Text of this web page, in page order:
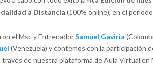
a Distancia (100% online), en el
el Msc y EntrenadorSamuel Gaviria
(Venezuela) y contemos con la participación
de nuestra plataforma de Aula Virtual en